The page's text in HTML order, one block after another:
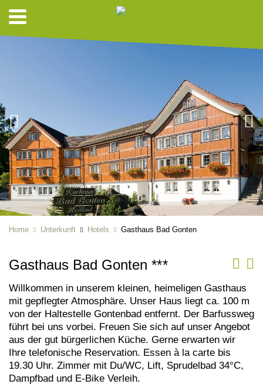
Home Unterkunft Hotels Gasthaus Bad Gonten
Gasthaus Bad Gonten ***
Willkommen in unserem kleinen, heimeligen Gasthaus
mit gepflegter Atmosphäre. Unser Haus liegt ca. 100 m
von der Haltestelle Gontenbad entfernt. Der Barfussweg
führt bei uns vorbei. Freuen Sie sich auf unser Angebot
aus der gut bürgerlichen Küche. Gerne erwarten wir
Ihre telefonische Reservation. Essen à la carte bis
19.30 Uhr. Zimmer mit Du/WC, Lift, Sprudelbad 34°C,
Dampfbad und E-Bike Verleih.